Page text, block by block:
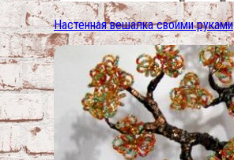
Настенная вешалка своими руками